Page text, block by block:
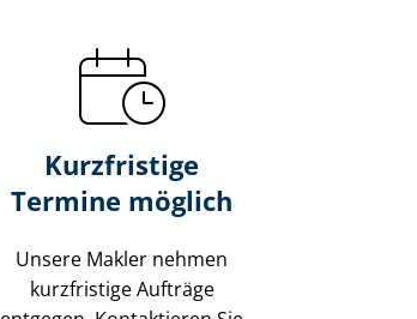
Kurzfristige
Termine möglich
Unsere Makler nehmen
kurzfristige Aufträge